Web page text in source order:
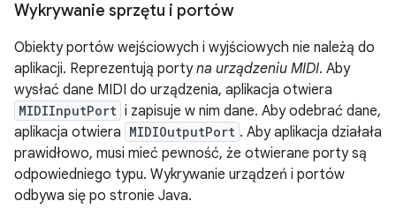
Wykrywanie sprzętu i portów
Obiekty portów wejściowych i wyjściowych nie należą do
aplikacji. Reprezentują portyna urządzeniu MIDI. Aby
wysłać dane MIDI do urządzenia, aplikacja otwiera
MIDIInputPort i zapisuje w nim dane. Aby odebrać dane,
aplikacja otwiera MIDIOutputPort . Aby aplikacja działała
prawidłowo, musi mieć pewność, że otwierane porty są
odpowiedniego typu. Wykrywanie urządzeń i portów
odbywa się po stronie Java.